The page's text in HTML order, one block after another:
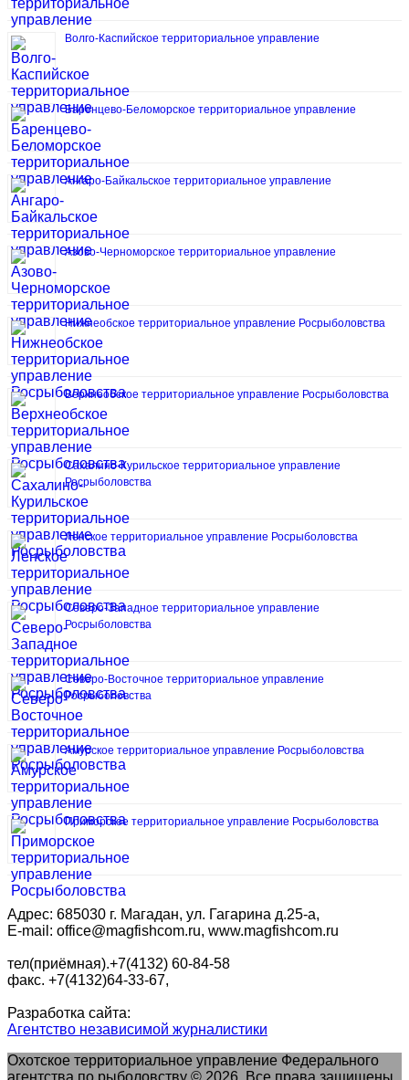
Волго-Каспийское территориальное управление
Баренцево-Беломорское территориальное управление
Ангаро-Байкальское территориальное управление
Азово-Черноморское территориальное управление
Нижнеобское территориальное управление Росрыболовства
Верхнеобское территориальное управление Росрыболовства
Сахалино-Курильское территориальное управление
Росрыболовства
Ленское территориальное управление Росрыболовства
Северо-Западное территориальное управление
Росрыболовства
Северо-Восточное территориальное управление
Росрыболовства
Амурское территориальное управление Росрыболовства
Приморское территориальное управление Росрыболовства
Адрес: 685030 г. Магадан, ул. Гагарина д.25-а,
E-mail: office@magfishcom.ru, www.magfishcom.ru
тел(приёмная).+7(4132) 60-84-58
факс. +7(4132)64-33-67,
Разработка сайта:
Агентство независимой журналистики
Охотское территориальное управление Федерального